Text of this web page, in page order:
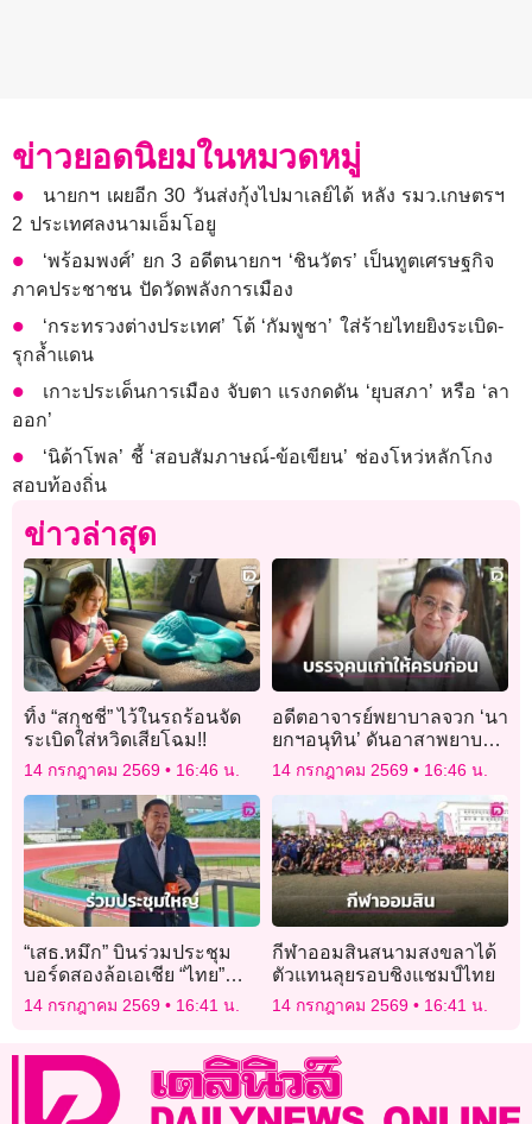
ข่าวยอดนิยมในหมวดหมู่
นายกฯ เผยอีก 30 วันส่งกุ้งไปมาเลย์ได้ หลัง รมว.เกษตรฯ
2 ประเทศลงนามเอ็มโอยู
‘พร้อมพงศ์’ ยก 3 อดีตนายกฯ ‘ชินวัตร’ เป็นทูตเศรษฐกิจ
ภาคประชาชน ปัดวัดพลังการเมือง
‘กระทรวงต่างประเทศ’ โต้ ‘กัมพูชา’ ใส่ร้ายไทยยิงระเบิด-
รุกล้ำแดน
เกาะประเด็นการเมือง จับตา แรงกดดัน ‘ยุบสภา’ หรือ ‘ลา
ออก’
‘นิด้าโพล’ ชี้ ‘สอบสัมภาษณ์-ข้อเขียน’ ช่องโหว่หลักโกง
สอบท้องถิ่น
ข่าวล่าสุด
ทิ้ง “สกุชชี่” ไว้ในรถร้อนจัด
ระเบิดใส่หวิดเสียโฉม!!
14 กรกฎาคม 2569 16:46 น.
อดีตอาจารย์พยาบาลจวก ‘นา
ยกฯอนุทิน’ ดันอาสาพยาบาล
ซัดบรรจุคนเก่าให้ครบก่อน
14 กรกฎาคม 2569 16:46 น.
“เสธ.หมึก” บินร่วมประชุม
บอร์ดสองล้อเอเชีย “ไทย”
เตรียมจัดศึกใหญ่ BMX ชิง
แชมป์เอเชีย ปี 2027
14 กรกฎาคม 2569 16:41 น.
กีฬาออมสินสนามสงขลาได้
ตัวแทนลุยรอบชิงแชมป์ไทย
14 กรกฎาคม 2569 16:41 น.